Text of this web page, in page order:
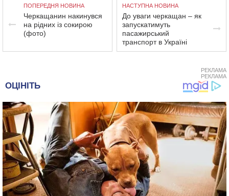
ПОПЕРЕДНЯ НОВИНА
Черкащанин накинувся
на рідних із сокирою
(фото)
НАСТУПНА НОВИНА
До уваги черкащан – як
запускатимуть
пасажирський
транспорт в Україні
РЕКЛАМА
РЕКЛАМА